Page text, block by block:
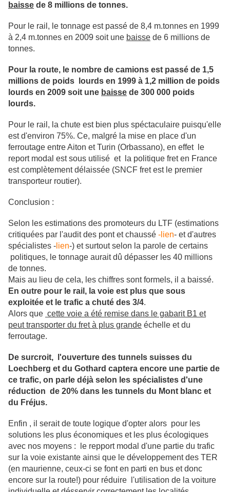
baisse de 8 millions de tonnes.
Pour le rail, le tonnage est passé de 8,4 m.tonnes en 1999
à 2,4 m.tonnes en 2009 soit une baisse de 6 millions de
tonnes.
Pour la route, le nombre de camions est passé de 1,5
millions de poids lourds en 1999 à 1,2 million de poids
lourds en 2009 soit une baisse de 300 000 poids
lourds.
Pour le rail, la chute est bien plus spéctaculaire puisqu'elle
est d'environ 75%. Ce, malgré la mise en place d'un
ferroutage entre Aiton et Turin (Orbassano), en effet le
report modal est sous utilisé et la politique fret en France
est complètement délaissée (SNCF fret est le premier
transporteur routier).
Conclusion :
Selon les estimations des promoteurs du LTF (estimations
critiquées par l'audit des pont et chaussé -lien- et d'autres
spécialistes - lien-) et surtout selon la parole de certains
politiques, le tonnage aurait dû dépasser les 40 millions
de tonnes.
Mais au lieu de cela, les chiffres sont formels, il a baissé.
En outre pour le rail, la voie est plus que sous
exploitée et le trafic a chuté des 3/4.
Alors que cette voie a été remise dans le gabarit B1 et
peut transporter du fret à plus grande échelle et du
ferroutage.
De surcroit, l'ouverture des tunnels suisses du
Loechberg et du Gothard captera encore une partie de
ce trafic, on parle déjà selon les spécialistes d'une
réduction de 20% dans les tunnels du Mont blanc et
du Fréjus.
Enfin , il serait de toute logique d'opter alors pour les
solutions les plus économiques et les plus écologiques
avec nos moyens : le repport modal d'une partie du trafic
sur la voie existante ainsi que le développement des TER
(en maurienne, ceux-ci se font en parti en bus et donc
encore sur la route!) pour réduire l'utilisation de la voiture